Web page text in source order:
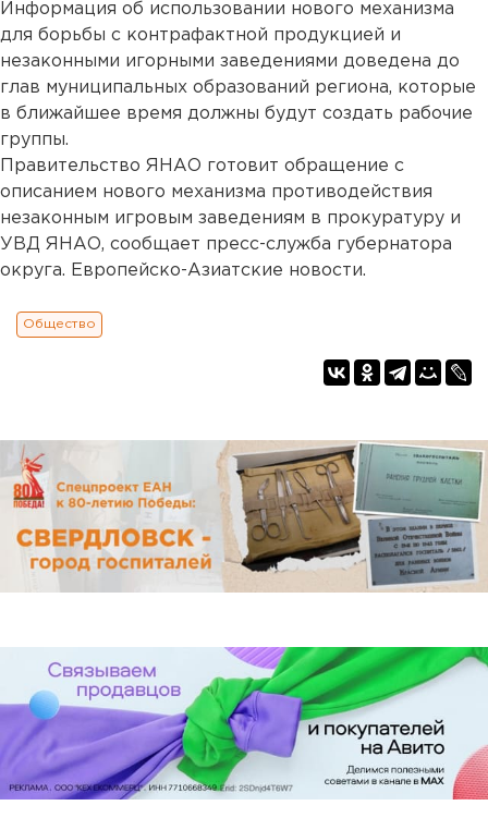
Информация об использовании нового механизма
для борьбы с контрафактной продукцией и
незаконными игорными заведениями доведена до
глав муниципальных образований региона, которые
в ближайшее время должны будут создать рабочие
группы.
Правительство ЯНАО готовит обращение с
описанием нового механизма противодействия
незаконным игровым заведениям в прокуратуру и
УВД ЯНАО, сообщает пресс-служба губернатора
округа. Европейско-Азиатские новости.
Общество